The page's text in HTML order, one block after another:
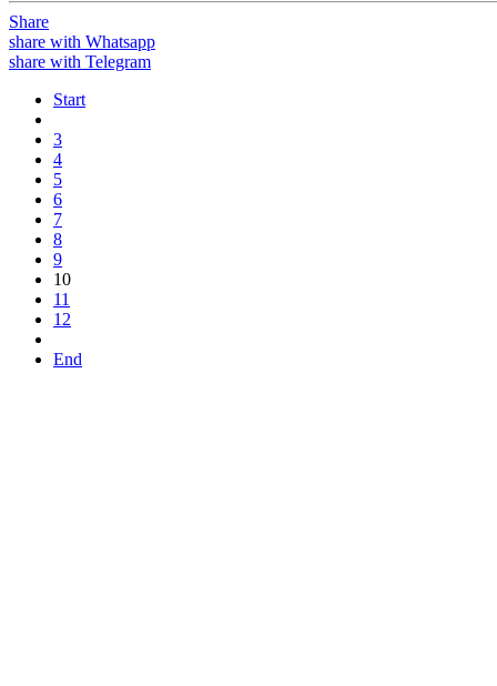
Share
share with Whatsapp
share with Telegram
Start
3
4
5
6
7
8
9
10
11
12
End